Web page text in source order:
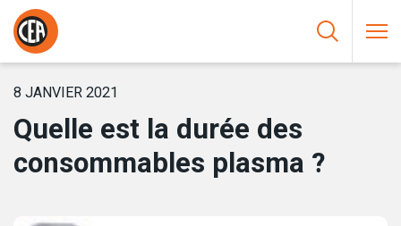
Aller au contenu
HOME/
CONSOMMABLES PLASMA ?
8 JANVIER 2021
Quelle est la durée des
consommables plasma ?